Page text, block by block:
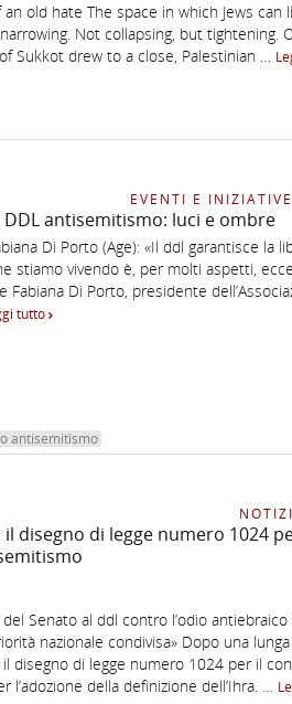
old hate The space in which Jews can
Not collapsing, but tightening.
Sukkot drew to a close, Palestinian …
EVENTI E INIZIATIVE
DDL antisemitismo: luci e ombre
Di Porto (Age): «Il ddl garantisce la
stiamo vivendo è, per molti aspetti,
Fabiana Di Porto, presidente
tutto
antisemitismo
disegno di legge numero 1024
del Senato al ddl contro l’odio antiebraico
nazionale condivisa» Dopo una
disegno di legge numero 1024 per il
l’adozione della definizione dell’Ihra. …